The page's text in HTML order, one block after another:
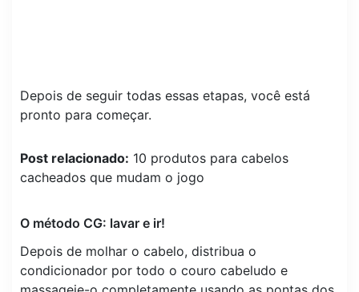
Depois de seguir todas essas etapas, você está
pronto para começar.
Post relacionado: 10 produtos para cabelos
cacheados que mudam o jogo
O método CG: lavar e ir!
Depois de molhar o cabelo, distribua o
condicionador por todo o couro cabeludo e